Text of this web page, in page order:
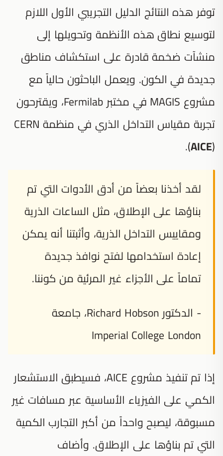
توفر هذه النتائج الدليل التجريبي الأول اللازم
لتوسيع نطاق هذه الأنظمة وتحويلها إلى
منشآت ضخمة قادرة على استكشاف مناطق
جديدة في الكون. ويعمل الباحثون حالياً مع
مشروع MAGIS في مختبر Fermilab، ويقترحون
تجربة مقياس التداخل الذري في منظمة CERN
(AICE).
لقد أخذنا بعضاً من أدق الأدوات التي تم
بناؤها على الإطلاق، مثل الساعات الذرية
ومقاييس التداخل الذرية، وأثبتنا أنه يمكن
إعادة استخدامها لفتح نوافذ جديدة
تماماً على الأجزاء غير المرئية من كوننا.
- الدكتور Richard Hobson، جامعة
Imperial College London
إذا تم تنفيذ مشروع AICE، فسيطبق الاستشعار
الكمي على الفيزياء الأساسية عبر مسافات غير
مسبوقة، ليصبح واحداً من أكبر التجارب الكمية
التي تم بناؤها على الإطلاق. وأضاف